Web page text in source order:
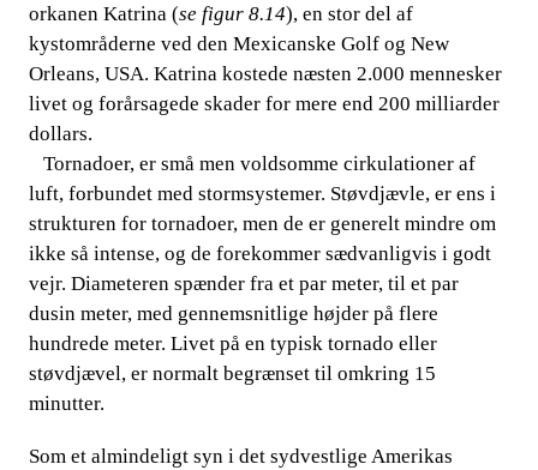
orkanen Katrina ​​ (se figur 8.14), en stor del af
kystområderne ved den Mexicanske Golf og New
Orleans, USA. Katrina kostede næsten 2.000 mennesker
livet og forårsagede skader for mere end 200 milliarder
dollars.
Tornadoer, er små men voldsomme cirkulationer af
luft, forbundet med stormsystemer. Støvdjævle, er ens i
strukturen for tornadoer, men de er generelt mindre om
ikke så intense, og de forekommer sædvanligvis i godt
vejr. Diameteren spænder fra et par meter, til et par
dusin meter, med gennemsnitlige højder på flere
hundrede meter. Livet på en typisk tornado eller
støvdjævel, er normalt begrænset til omkring 15
minutter.
Som et almindeligt syn i det sydvestlige Amerikas